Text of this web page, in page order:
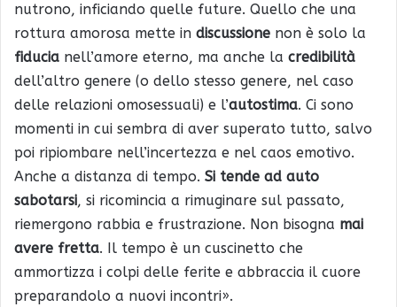
nutrono, inficiando quelle future. Quello che una
rottura amorosa mette in discussione non è solo la
fiducia nell’amore eterno, ma anche la credibilità
dell’altro genere (o dello stesso genere, nel caso
delle relazioni omosessuali) e l’autostima. Ci sono
momenti in cui sembra di aver superato tutto, salvo
poi ripiombare nell’incertezza e nel caos emotivo.
Anche a distanza di tempo. Si tende ad auto
sabotarsi, si ricomincia a rimuginare sul passato,
riemergono rabbia e frustrazione. Non bisogna mai
avere fretta. Il tempo è un cuscinetto che
ammortizza i colpi delle ferite e abbraccia il cuore
preparandolo a nuovi incontri».